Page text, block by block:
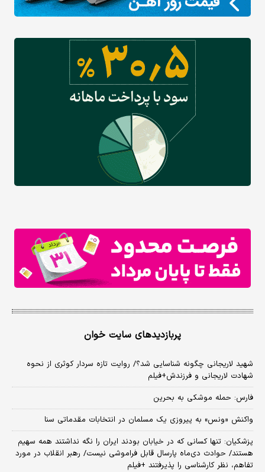
پربازدیدهای سایت خوان
شهید لاریجانی چگونه شناسایی شد؟/ روایت تازه سردار کوثری از نحوه
شهادت لاریجانی و فرزندش+فیلم
فارس: حمله موشکی به بحرین
واکنش «ونس» به پیروزی یک مسلمان در انتخابات مقدماتی سنا
پزشکیان: تنها کسانی که در خیابان بودند ایران را نگه نداشتند همه سهیم
هستند/ حوادث دی‌ماه پارسال قابل فراموشی نیست/ رهبر انقلاب در مورد
تفاهم، نظر کارشناسی را پذیرفتند +فیلم